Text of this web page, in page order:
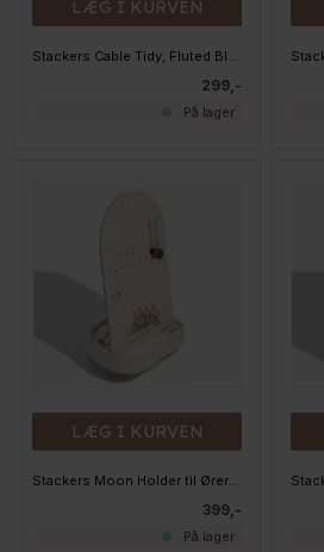
LÆG I KURVEN
Stackers Cable Tidy, Fluted Black
299,-
På lager
LÆG I KURVEN
Stackers Moon Holder til Øreringe
399,-
På lager